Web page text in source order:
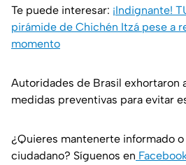
Te puede interesar: ¡Indignante!
pirámide de Chichén Itzá pese a
momento
Autoridades de Brasil exhortaron
medidas preventivas para evitar
¿Quieres mantenerte informado
ciudadano? Síguenos en